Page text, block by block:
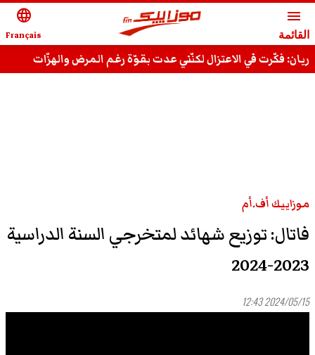
menu
القائمة
language
Français
ريان: فكّرت في الاعتزال لكنّني عدت بقوّة رغم المرض والهزّات
موزاييك أف.أم
فاتال: توزيع شهائد لمتخرجي السنة الدراسية
2023-2024
2024/05/15 12:43